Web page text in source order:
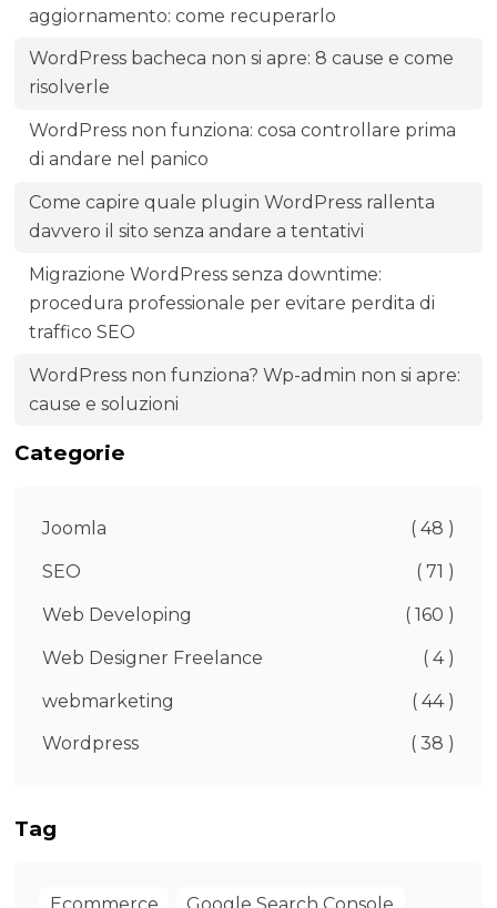
aggiornamento: come recuperarlo
WordPress bacheca non si apre: 8 cause e come
risolverle
WordPress non funziona: cosa controllare prima
di andare nel panico
Come capire quale plugin WordPress rallenta
davvero il sito senza andare a tentativi
Migrazione WordPress senza downtime:
procedura professionale per evitare perdita di
traffico SEO
WordPress non funziona? Wp-admin non si apre:
cause e soluzioni
Categorie
Joomla ( 48 )
SEO ( 71 )
Web Developing ( 160 )
Web Designer Freelance ( 4 )
webmarketing ( 44 )
Wordpress ( 38 )
Tag